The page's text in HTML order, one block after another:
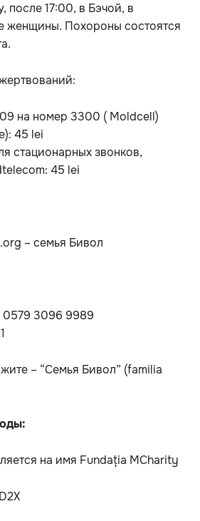
после 17:00, в Бэчой, в
женщины. Похороны состоятся
на номер 3300 ( Moldcell)
45 lei
стационарных звонков,
45 lei
– семья Бивол
0579 3096 9989
– “Семья Бивол” (familia
на имя Fundația MCharity